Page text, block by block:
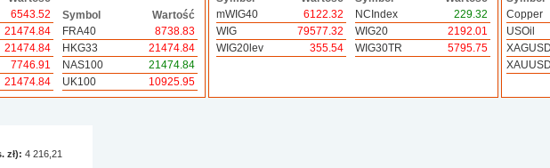
6543.52
21474.84
21474.84
7746.91
21474.84
Symbol
Wartość
FRA40
8738.83
HKG33
21474.84
NAS100
21474.84
UK100
10925.95
mWIG40
6122.32
WIG
79577.32
WIG20lev
355.54
NCIndex
229.32
WIG20
2192.01
WIG30TR
5795.75
Copper
USOil
XAGUSD
XAUUSD
zł): 4 216,21